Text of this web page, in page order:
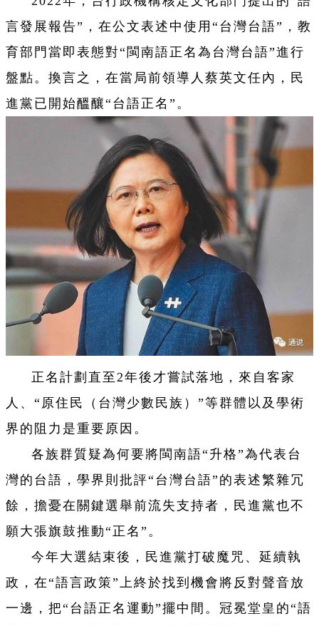
言發展報告”，在公文表述中使用“台灣台語”，教
育部門當即表態對“閩南語正名為台灣台語”進行
盤點。換言之，在當局前領導人蔡英文任內，民
進黨已開始醞釀“台語正名”。
正名計劃直至2年後才嘗試落地，來自客家
人、“原住民（台灣少數民族）”等群體以及學術
界的阻力是重要原因。
各族群質疑為何要將閩南語“升格”為代表台
灣的台語，學界則批評“台灣台語”的表述繁雜冗
餘，擔憂在關鍵選舉前流失支持者，民進黨也不
願大張旗鼓推動“正名”。
今年大選結束後，民進黨打破魔咒、延續執
政，在“語言政策”上終於找到機會將反對聲音放
一邊，把“台語正名運動”擺中間。冠冕堂皇的“語